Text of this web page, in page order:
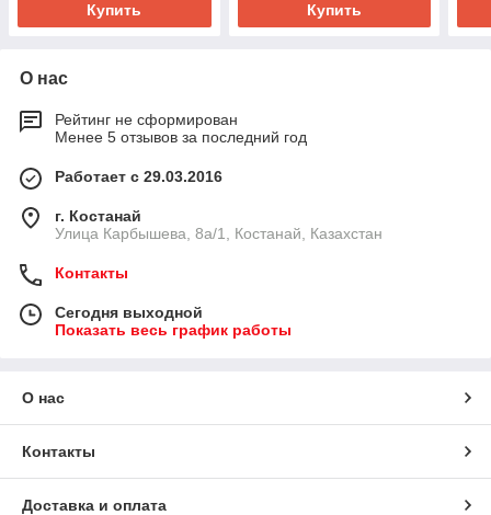
GUMUS VIKOКупить Купить
О нас
Рейтинг не сформирован
Менее 5 отзывов за последний год
Работает с 29.03.2016
г. Костанай
Улица Карбышева, 8а/1, Костанай, Казахстан
Контакты
Сегодня выходной
Показать весь график работы
О нас
Контакты
Доставка и оплата